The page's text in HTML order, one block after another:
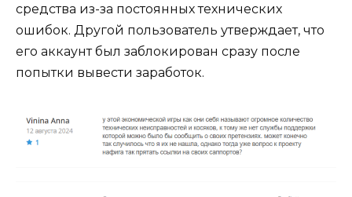
средства из-за постоянных технических
ошибок. Другой пользователь утверждает, что
его аккаунт был заблокирован сразу после
попытки вывести заработок.